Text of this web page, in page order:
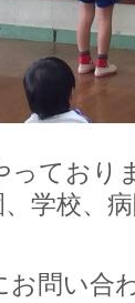
ており
学校、
問い合